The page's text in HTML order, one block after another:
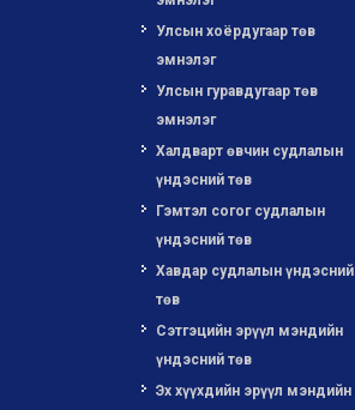
Улсын хоёрдугаар төв
эмнэлэг
Улсын гуравдугаар төв
эмнэлэг
Халдварт өвчин судлалын
үндэсний төв
Гэмтэл согог судлалын
үндэсний төв
Хавдар судлалын үндэсний
төв
Сэтгэцийн эрүүл мэндийн
үндэсний төв
Эх хүүхдийн эрүүл мэндийн